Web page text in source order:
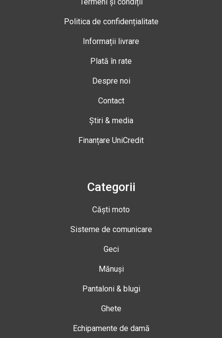
Politica de confidențialitate
Informații livrare
Plată în rate
Despre noi
Contact
Știri & media
Finanțare UniCredit
Categorii
Căști moto
Sisteme de comunicare
Geci
Mănuși
Pantaloni & blugi
Ghete
Echipamente de damă